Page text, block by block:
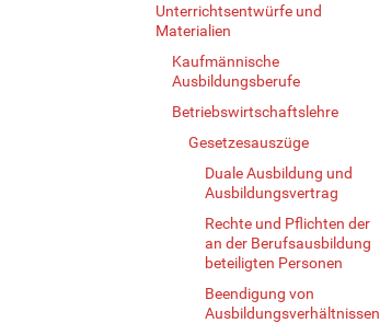
Unterrichtsentwürfe und
Materialien
Kaufmännische
Ausbildungsberufe
Betriebswirtschaftslehre
Gesetzesauszüge
Duale Ausbildung und
Ausbildungsvertrag
Rechte und Pflichten der
an der Berufsausbildung
beteiligten Personen
Beendigung von
Ausbildungsverhältnissen